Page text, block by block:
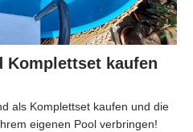
Komplettset kaufen
als Komplettset kaufen und die
eigenen Pool verbringen!